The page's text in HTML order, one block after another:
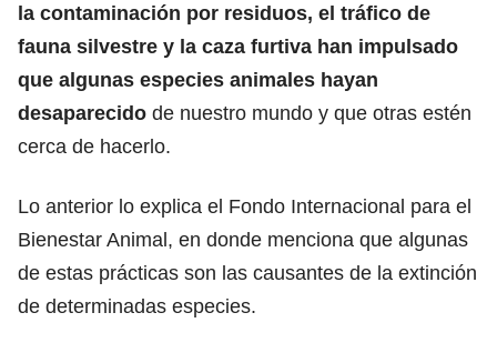
la contaminación por residuos, el tráfico de
fauna silvestre y la caza furtiva han impulsado
que algunas especies animales hayan
desaparecido de nuestro mundo y que otras estén
cerca de hacerlo.
Lo anterior lo explica el Fondo Internacional para el
Bienestar Animal, en donde menciona que algunas
de estas prácticas son las causantes de la extinción
de determinadas especies.